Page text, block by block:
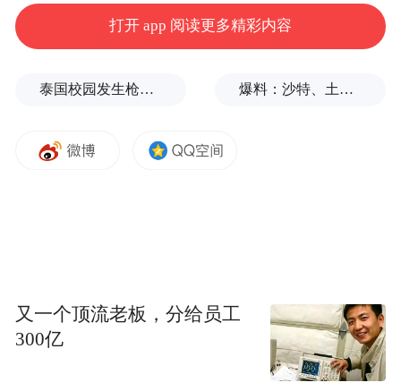
Canalys研究分析师钟晓磊评论道，“近年来，
与本土供应链伙伴深度协同，已逐步在软硬
且这种颓势还在进一步加剧。近期一份调研
机构公布的数据显示，2024年第四季度，华
为以1308.78万台的激活量，重回中国手机市
打开 app 阅读更多精彩内容
泰国校园发生枪击案，已致7人死亡 爆料：沙特、土耳其、巴基斯坦将签署重要协议
又一个顶流老板，分给员工
300亿